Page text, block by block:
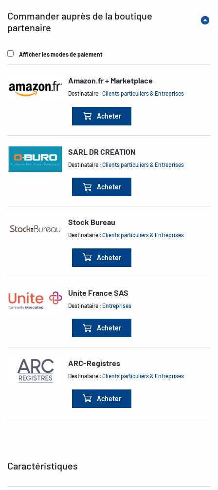
Commander auprès de la boutique
partenaire
Afficher les modes de paiement
Amazon.fr + Marketplace
Destinataire :Clients particuliers & Entreprises
Acheter
SARL DR CREATION
Destinataire :Clients particuliers & Entreprises
Acheter
Stock Bureau
Destinataire :Clients particuliers & Entreprises
Acheter
Unite France SAS
Destinataire : Entreprises
Acheter
ARC-Registres
Destinataire :Clients particuliers & Entreprises
Acheter
Caractéristiques